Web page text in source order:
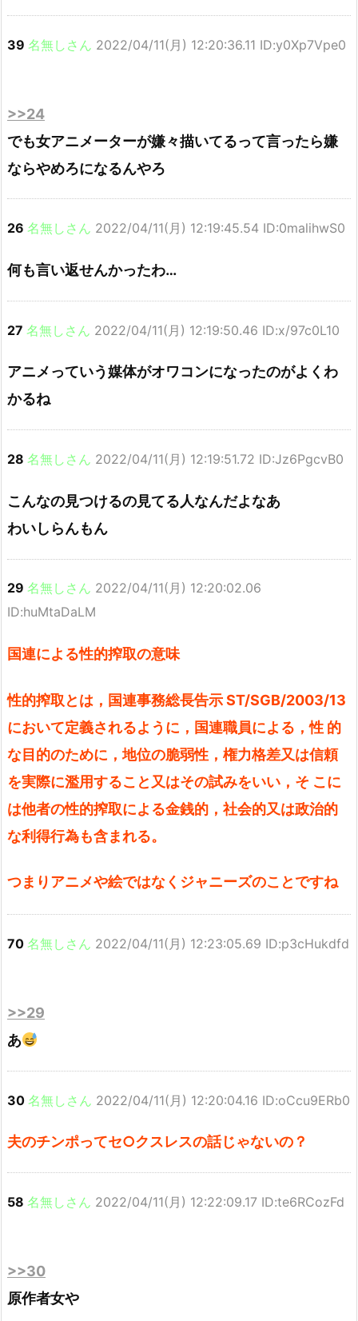
39 名無しさん 2022/04/11(月) 12:20:36.11 ID:y0Xp7Vpe0
>>24
でも女アニメーターが嫌々描いてるって言ったら嫌
ならやめろになるんやろ
26 名無しさん 2022/04/11(月) 12:19:45.54 ID:0malihwS0
何も言い返せんかったわ…
27 名無しさん 2022/04/11(月) 12:19:50.46 ID:x/97c0L10
アニメっていう媒体がオワコンになったのがよくわ
かるね
28 名無しさん 2022/04/11(月) 12:19:51.72 ID:Jz6PgcvB0
こんなの見つけるの見てる人なんだよなあ
わいしらんもん
29 名無しさん 2022/04/11(月) 12:20:02.06
ID:huMtaDaLM
国連による性的搾取の意味
性的搾取とは，国連事務総長告示 ST/SGB/2003/13
において定義されるように，国連職員による，性 的
な目的のために，地位の脆弱性，権力格差又は信頼
を実際に濫用すること又はその試みをいい，そ こに
は他者の性的搾取による金銭的，社会的又は政治的
な利得行為も含まれる。
つまりアニメや絵ではなくジャニーズのことですね
70 名無しさん 2022/04/11(月) 12:23:05.69 ID:p3cHukdfd
>>29
あ
30 名無しさん 2022/04/11(月) 12:20:04.16 ID:oCcu9ERb0
夫のチンポってセ○クスレスの話じゃないの？
58 名無しさん 2022/04/11(月) 12:22:09.17 ID:te6RCozFd
>>30
原作者女や